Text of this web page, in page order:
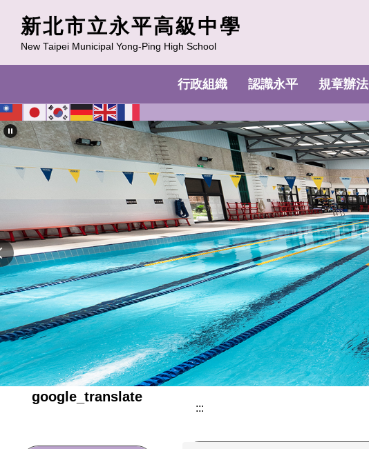
區
新北市立永平高級中學
New Taipei Municipal Yong-Ping High School
行政組織 認識永平 規章辦法
google_translate
:::